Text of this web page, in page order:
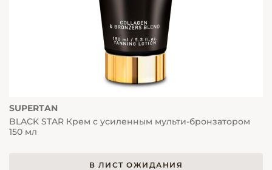
SUPERTAN
BLACK STAR Крем с усиленным мульти-бронзатором
150 мл
В ЛИСТ ОЖИДАНИЯ